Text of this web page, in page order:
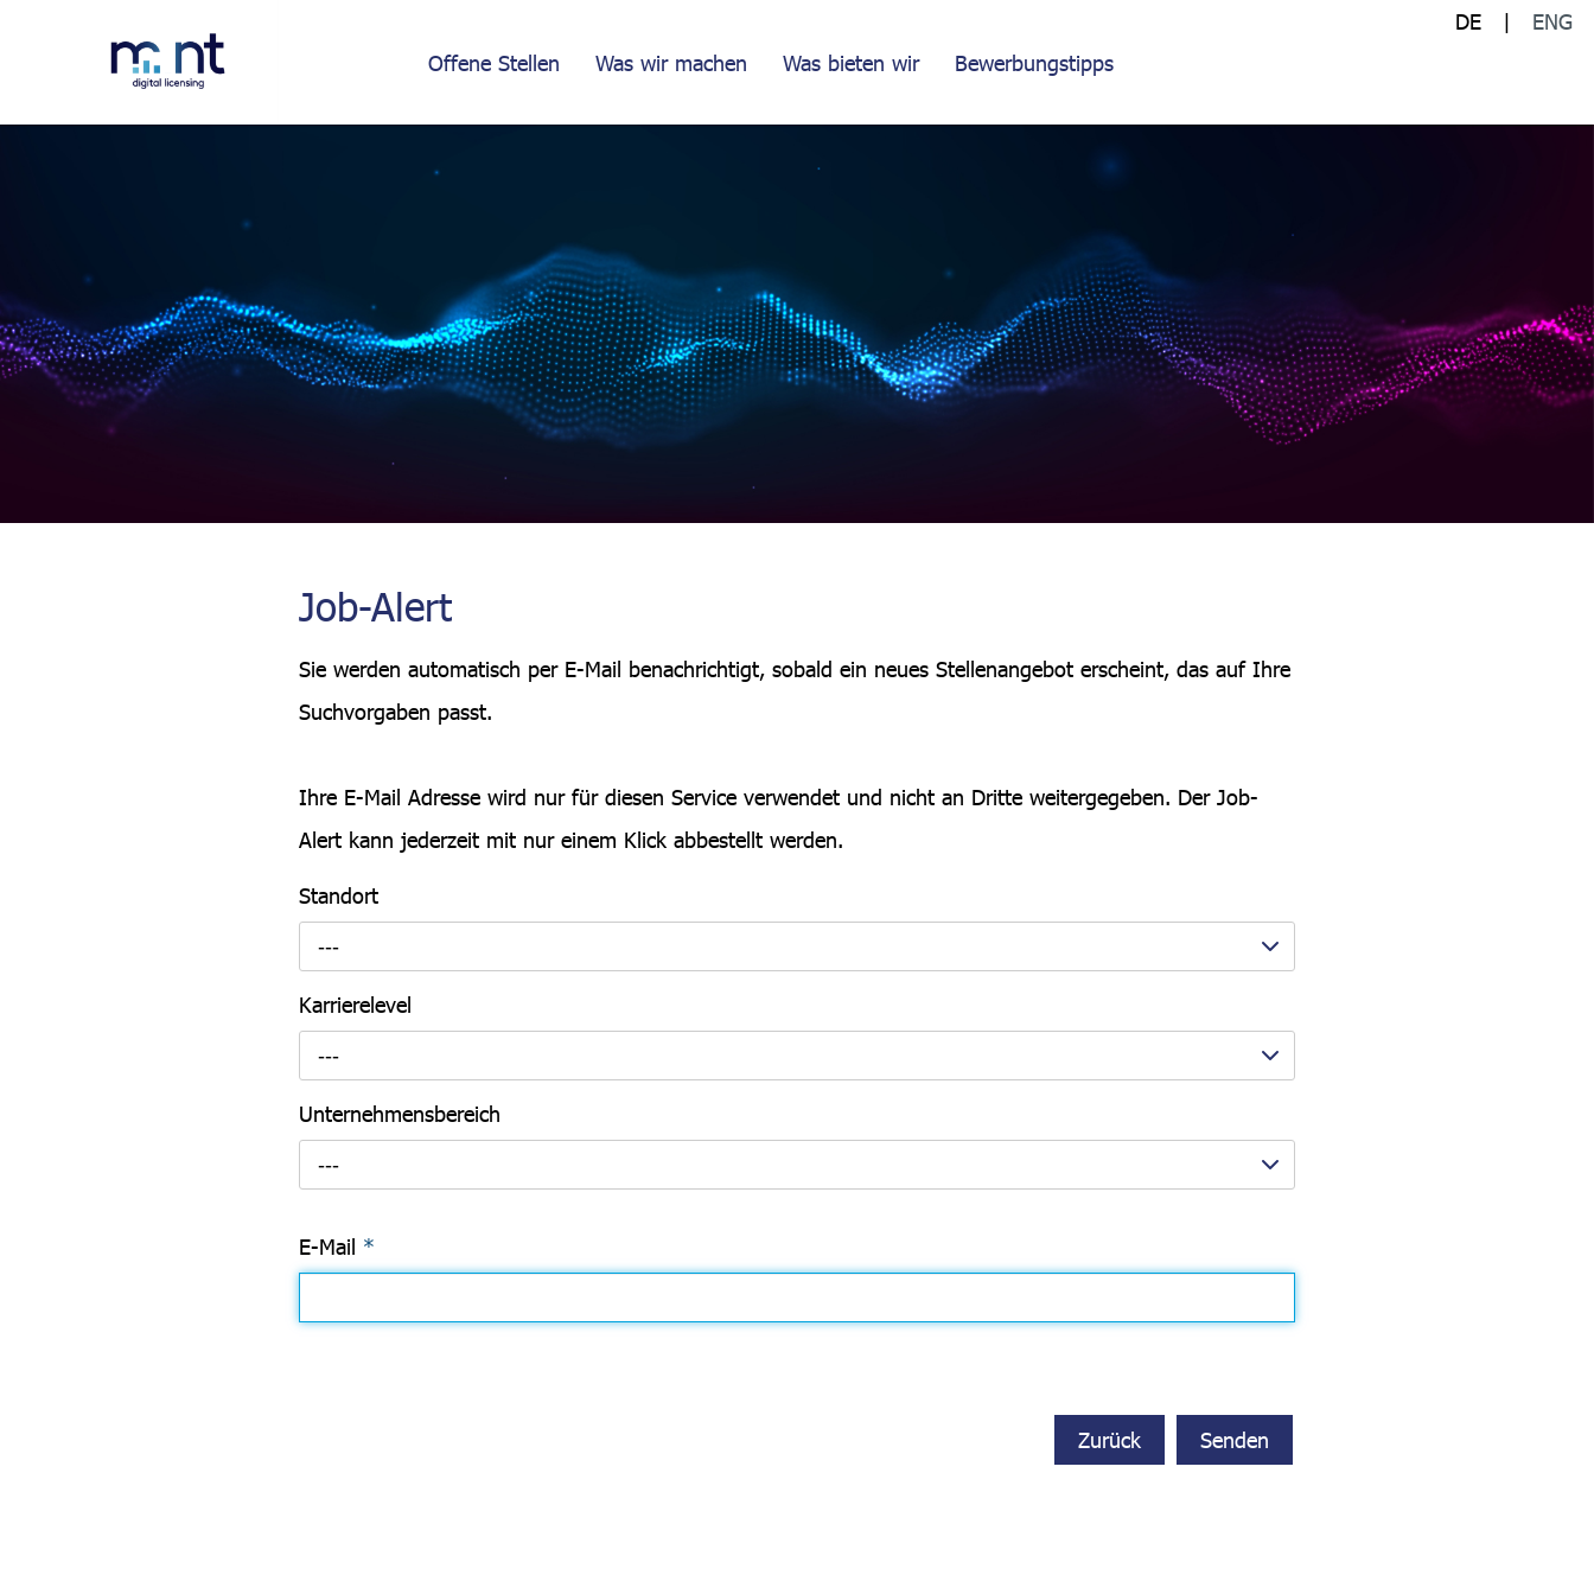
DE
ENG
Offene Stellen
Was wir machen Was bieten wir Bewerbungstipps
Job-Alert
Sie werden automatisch per E-Mail benachrichtigt, sobald ein neues Stellenangebot erscheint, das auf Ihre
Suchvorgaben passt.
Ihre E-Mail Adresse wird nur für diesen Service verwendet und nicht an Dritte weitergegeben. Der Job-
Alert kann jederzeit mit nur einem Klick abbestellt werden.
Standort
---
Karrierelevel
---
Unternehmensbereich
---
E-Mail *
Zurück Senden